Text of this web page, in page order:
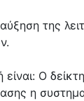
της
είναι: Ο
η